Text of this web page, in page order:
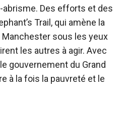
Des efforts et des
Trail, qui amène la
Manchester sous les yeux
les autres à agir. Avec
gouvernement du Grand
à la fois la pauvreté et le